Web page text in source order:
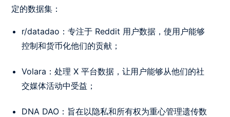
定的数据集：
r/datadao：专注于 Reddit 用户数据，使用户能够
控制和货币化他们的贡献；
Volara：处理 X 平台数据，让用户能够从他们的社
交媒体活动中受益；
DNA DAO：旨在以隐私和所有权为重心管理遗传数